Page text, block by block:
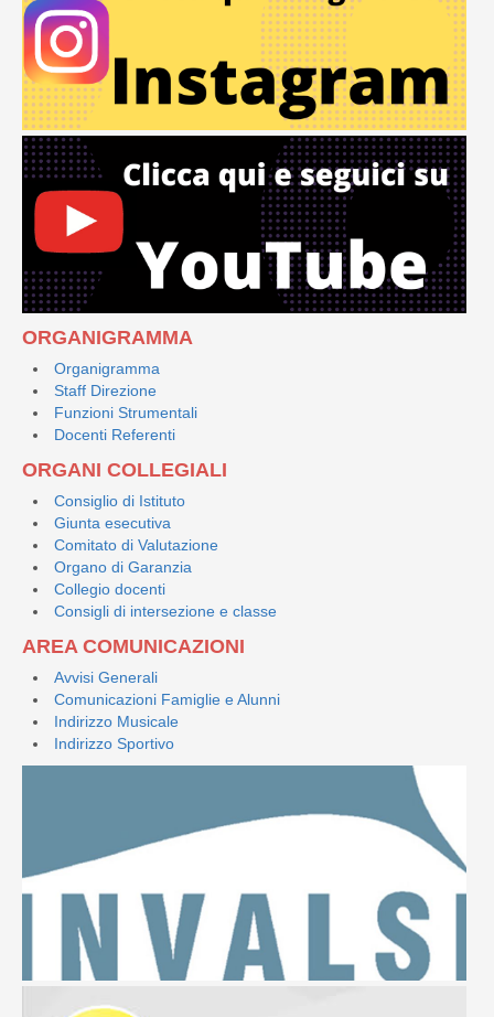
ORGANIGRAMMA
Organigramma
Staff Direzione
Funzioni Strumentali
Docenti Referenti
ORGANI COLLEGIALI
Consiglio di Istituto
Giunta esecutiva
Comitato di Valutazione
Organo di Garanzia
Collegio docenti
Consigli di intersezione e classe
AREA COMUNICAZIONI
Avvisi Generali
Comunicazioni Famiglie e Alunni
Indirizzo Musicale
Indirizzo Sportivo